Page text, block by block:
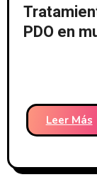
PDO en
Leer Más